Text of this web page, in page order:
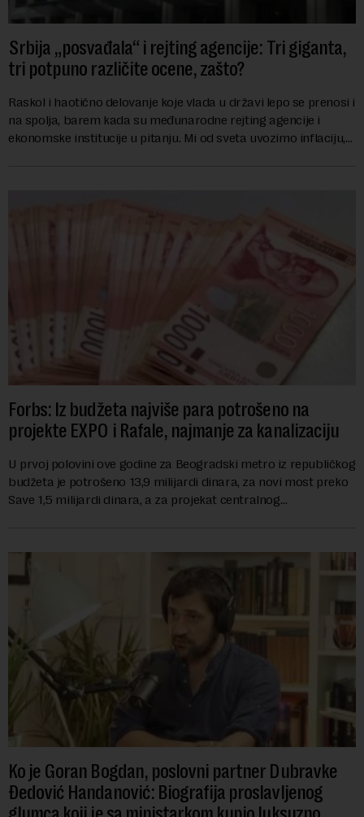
Srbija „posvađala“ i rejting agencije: Tri giganta,
tri potpuno različite ocene, zašto?
Raskol i haotično delovanje koje vlada u državi lepo se prenosi i
na spolja, barem kada su međunarodne rejting agencije i
ekonomske institucije u pitanju. Mi od sveta uvozimo inflaciju,
Forbs: Iz budžeta najviše para potrošeno na
projekte EXPO i Rafale, najmanje za kanalizaciju
U prvoj polovini ove godine za Beogradski metro iz republičkog
budžeta je potrošeno 13,9 milijardi dinara, za novi most preko
Save 1,5 milijardi dinara, a za projekat centralnog
Ko je Goran Bogdan, poslovni partner Dubravke
Đedović Handanović: Biografija proslavljenog